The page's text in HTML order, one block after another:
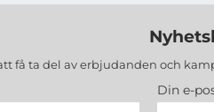
få ta del av erbjudanden och
Din e-